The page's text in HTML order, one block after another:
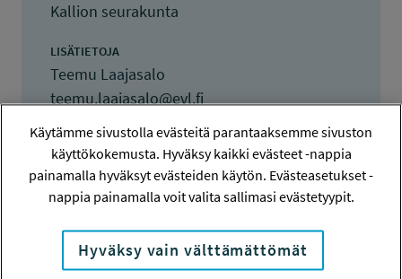
Kallion seurakunta
LISÄTIETOJA
Teemu Laajasalo
teemu.laajasalo@evl.fi
TOTEUTUSAIKA
12.3.2014 - 30.9.2014
TYÖSUOJELURAHASTON PÄÄTÖS
2 800 euroa
Käytämme sivustolla evästeitä parantaaksemme sivuston
käyttökokemusta. Hyväksy kaikki evästeet -nappia
painamalla hyväksyt evästeiden käytön. Evästeasetukset -
nappia painamalla voit valita sallimasi evästetyypit.
Hyväksy vain välttämättömät